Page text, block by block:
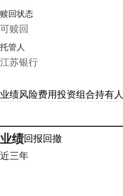
赎回状态
可赎回
托管人
江苏银行
业绩风险费用投资组合持有人
业绩回报回撤
近三年